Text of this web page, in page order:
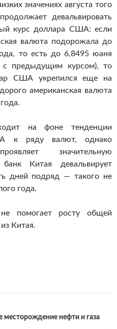
значениях августа того
девальвировать
курс доллара США: если
валюта подорожала до
то есть до 6,8495 юаня
предыдущим курсом), то
США укрепился еще на
американская валюта
на фоне тенденции
к ряду валют, однако
значительную
Китая девальвирует
дней подряд — такого не
года.
помогает росту общей
Китая.
нефти и газа